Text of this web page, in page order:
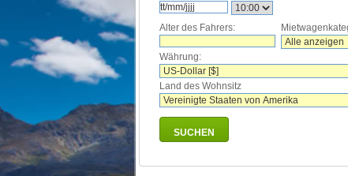
Alter des Fahrers:
Währung:
Land des Wohnsitz
SUCHEN